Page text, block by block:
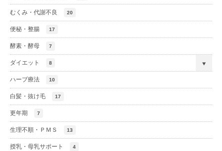
むくみ・代謝不良 20
便秘・整腸 17
酵素・酵母 7
ダイエット 8
ハーブ療法 10
白髪・抜け毛 17
更年期 7
生理不順・ＰＭＳ 13
授乳・母乳サポート 4